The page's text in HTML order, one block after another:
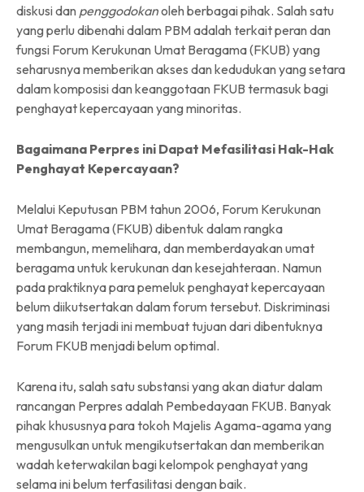
diskusi dan penggodokanoleh berbagai pihak. Salah satu
yang perlu dibenahi dalam PBM adalah terkait peran dan
fungsi Forum Kerukunan Umat Beragama (FKUB) yang
seharusnya memberikan akses dan kedudukan yang setara
dalam komposisi dan keanggotaan FKUB termasuk bagi
penghayat kepercayaan yang minoritas.
Bagaimana Perpres ini Dapat Mefasilitasi Hak-Hak
Penghayat Kepercayaan?
Melalui Keputusan PBM tahun 2006, Forum Kerukunan
Umat Beragama (FKUB) dibentuk dalam rangka
membangun, memelihara, dan memberdayakan umat
beragama untuk kerukunan dan kesejahteraan. Namun
pada praktiknya para pemeluk penghayat kepercayaan
belum diikutsertakan dalam forum tersebut. Diskriminasi
yang masih terjadi ini membuat tujuan dari dibentuknya
Forum FKUB menjadi belum optimal.
Karena itu, salah satu substansi yang akan diatur dalam
rancangan Perpres adalah Pembedayaan FKUB. Banyak
pihak khususnya para tokoh Majelis Agama-agama yang
mengusulkan untuk mengikutsertakan dan memberikan
wadah keterwakilan bagi kelompok penghayat yang
selama ini belum terfasilitasi dengan baik.